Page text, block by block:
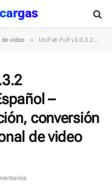
vídeo » UniFab Full v3.0.3.2 Multilingual en Español – Software de edición, conversión y mejora profesional de video con AI
–
conversión
de video